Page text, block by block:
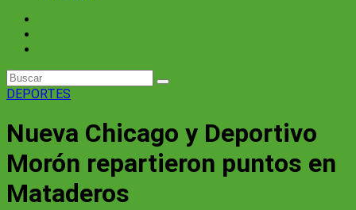
DEPORTES
Nueva Chicago y Deportivo
Morón repartieron puntos en
Mataderos